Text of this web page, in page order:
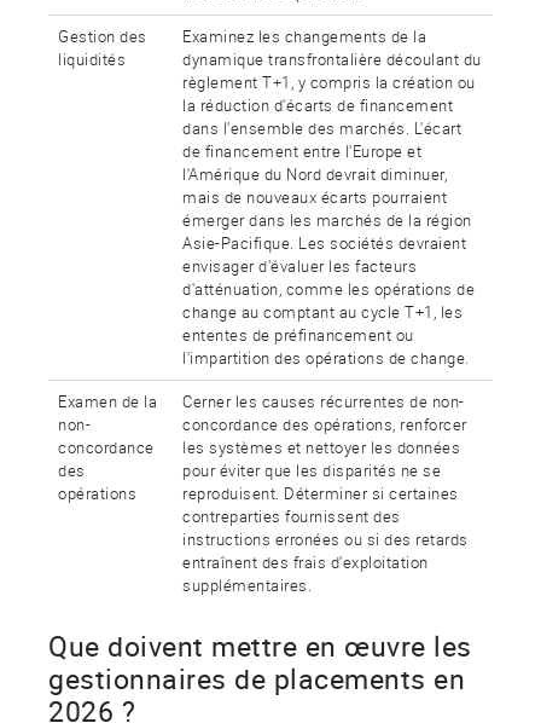
Gestion des
liquidités
Examinez les changements de la
dynamique transfrontalière découlant du
règlement T+1, y compris la création ou
la réduction d'écarts de financement
dans l'ensemble des marchés. L'écart
de financement entre l'Europe et
l'Amérique du Nord devrait diminuer,
mais de nouveaux écarts pourraient
émerger dans les marchés de la région
Asie-Pacifique. Les sociétés devraient
envisager d'évaluer les facteurs
d'atténuation, comme les opérations de
change au comptant au cycle T+1, les
ententes de préfinancement ou
l'impartition des opérations de change.
Examen de la
non-
concordance
des
opérations
Cerner les causes récurrentes de non-
concordance des opérations, renforcer
les systèmes et nettoyer les données
pour éviter que les disparités ne se
reproduisent. Déterminer si certaines
contreparties fournissent des
instructions erronées ou si des retards
entraînent des frais d'exploitation
supplémentaires.
Que doivent mettre en œuvre les
gestionnaires de placements en
2026 ?